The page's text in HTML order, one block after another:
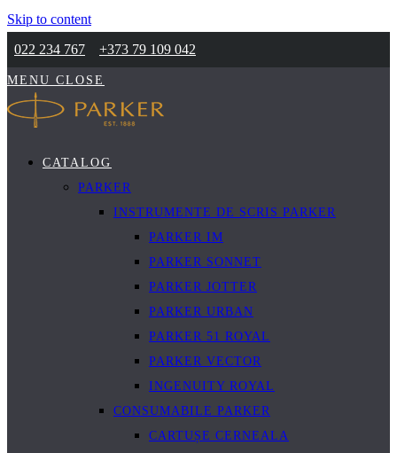
Skip to content
022 234 767
+373 79 109 042
MENU CLOSE
CATALOG
PARKER
INSTRUMENTE DE SCRIS PARKER
PARKER IM
PARKER SONNET
PARKER JOTTER
PARKER URBAN
PARKER 51 ROYAL
PARKER VECTOR
INGENUITY ROYAL
CONSUMABILE PARKER
CARTUȘE CERNEALA